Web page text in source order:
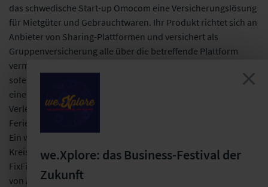
das schwedische Start-up Omocom eine Versicherungslösung
für Mietgüter und Gebrauchtwaren. Ihr Produkt richtet sich an
Anbieter von Sharing-Plattformen und versichert als
Gruppenversicherung alle über die betreffende Plattform
vermieteten Güter vor Beschädigung, Diebstahl und Verlust,
sofern nicht bereits ein Versicherungsschutz, z. B. im Rahmen
einer Hausratversicherung, besteht. Auf diese Weise wird das
Verleihen oder Vermieten von Gegenständen, Autos oder
Ferienwohnungen für die Kundinnen und Kunden attraktiver.
Ein weiteres Start-up, das sich für die Förderung der
Kreislaufwirtschaft einsetzt, ist das Berliner Unternehmen
FixFirst. Es bietet eine Softwareplattform, die drei Gruppen
von Akteuren miteinander vernetzt: Hersteller bzw. Händler,
we.Xplore: das Business-Festival der
Zukunft